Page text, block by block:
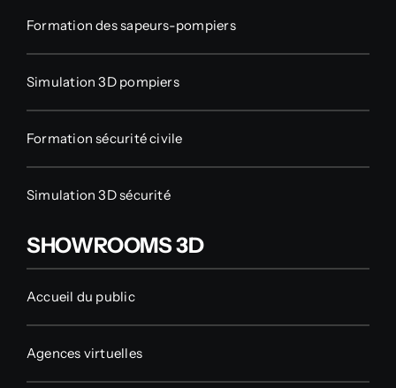
Formation des sapeurs-pompiers
Simulation 3D pompiers
Formation sécurité civile
Simulation 3D sécurité
SHOWROOMS 3D
Accueil du public
Agences virtuelles